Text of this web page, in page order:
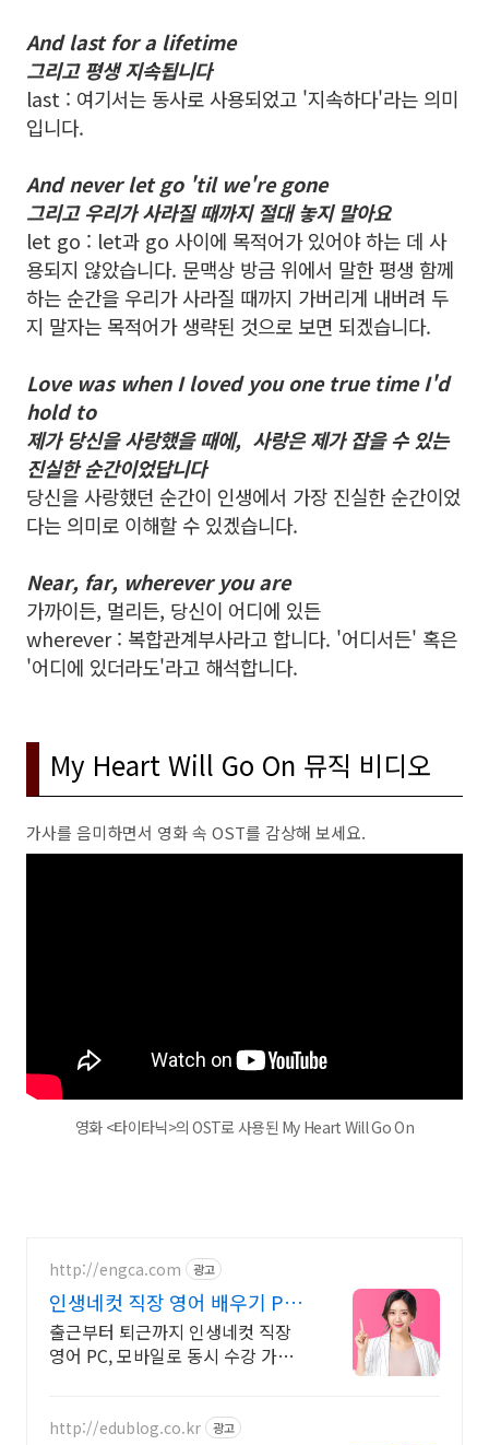
And last for a lifetime
그리고 평생 지속됩니다
last : 여기서는 동사로 사용되었고 '지속하다'라는 의미
입니다.
And never let go 'til we're gone
그리고 우리가 사라질 때까지 절대 놓지 말아요
let go : let과 go 사이에 목적어가 있어야 하는 데 사
용되지 않았습니다. 문맥상 방금 위에서 말한 평생 함께
하는 순간을 우리가 사라질 때까지 가버리게 내버려 두
지 말자는 목적어가 생략된 것으로 보면 되겠습니다.
Love was when I loved you one true time I'd
hold to
제가 당신을 사랑했을 때에, 사랑은 제가 잡을 수 있는
진실한 순간이었답니다
당신을 사랑했던 순간이 인생에서 가장 진실한 순간이었
다는 의미로 이해할 수 있겠습니다.
Near, far, wherever you are
가까이든, 멀리든, 당신이 어디에 있든
wherever : 복합관계부사라고 합니다. '어디서든' 혹은
'어디에 있더라도'라고 해석합니다.
My Heart Will Go On 뮤직 비디오
가사를 음미하면서 영화 속 OST를 감상해 보세요.
영화 <타이타닉>의 OST로 사용된 My Heart Will Go On
http://engca.com 광고
인생네컷 직장 영어 배우기 PC/
스마트폰 동영상강의
출근부터 퇴근까지 인생네컷 직장
영어 PC, 모바일로 동시 수강 가능
http://edublog.co.kr 광고